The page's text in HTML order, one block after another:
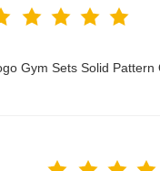
Gym Sets Solid